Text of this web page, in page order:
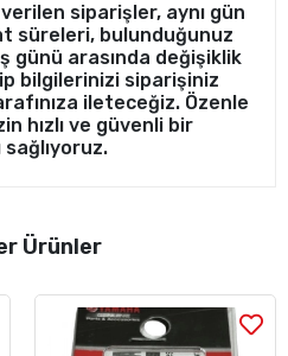
siparişler, aynı gün
süreleri, bulunduğunuz
günü arasında değişiklik
bilgilerinizi siparişiniz
ileteceğiz. Özenle
hızlı ve güvenli bir
sağlıyoruz.
Ürünler